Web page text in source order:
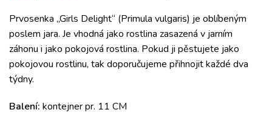
Prvosenka „Girls Delight“ (Primula vulgaris) je oblíbeným
poslem jara. Je vhodná jako rostlina zasazená v jarním
záhonu i jako pokojová rostlina. Pokud ji pěstujete jako
pokojovou rostlinu, tak doporučujeme přihnojit každé dva
týdny.
Balení: kontejner pr. 11 CM